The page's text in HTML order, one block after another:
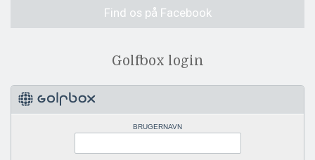
Find os på Facebook
Golfbox login
BRUGERNAVN